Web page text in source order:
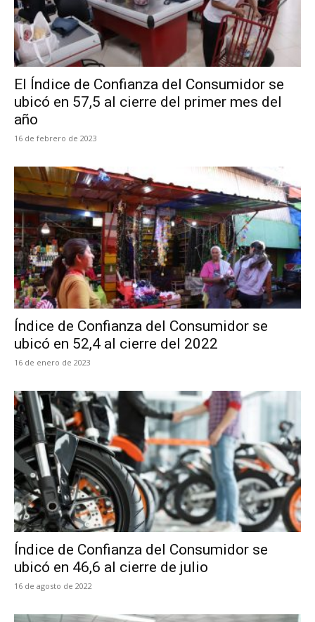
El Índice de Confianza del Consumidor se
ubicó en 57,5 al cierre del primer mes del
año
16 de febrero de 2023
Índice de Confianza del Consumidor se
ubicó en 52,4 al cierre del 2022
16 de enero de 2023
Índice de Confianza del Consumidor se
ubicó en 46,6 al cierre de julio
16 de agosto de 2022